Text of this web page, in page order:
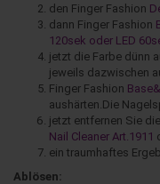
den Finger Fashion
dann Finger Fashion
120sek oder LED
jetzt die Farbe dünn
jeweils dazwischen
Finger Fashion
aushärten.Die
jetzt entfernen Sie
Nail Cleaner Art.1911
ein traumhaftes
Ablösen: